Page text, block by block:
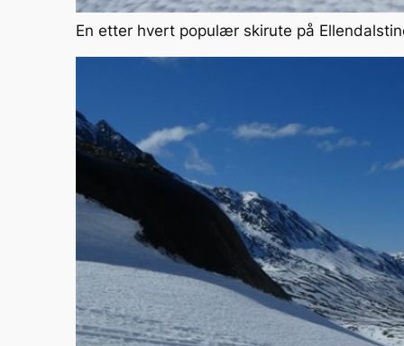
En etter hvert populær skirute på